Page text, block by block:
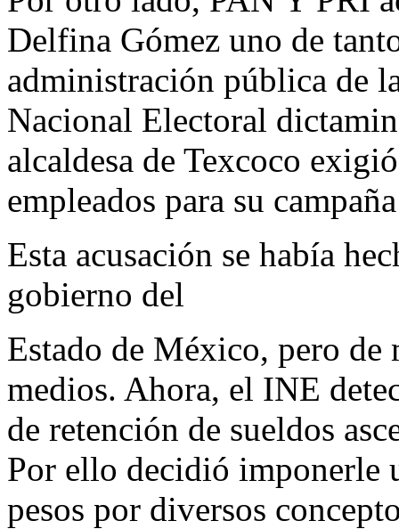
Delfina Gómez uno de
administración pública de
Nacional Electoral
alcaldesa de Texcoco
empleados para su
Esta acusación se había
gobierno del
Estado de México, pero de
medios. Ahora, el INE
de retención de sueldos
Por ello decidió imponerle
pesos por diversos